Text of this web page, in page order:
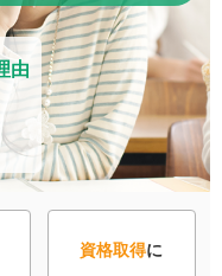
由
資格取得に